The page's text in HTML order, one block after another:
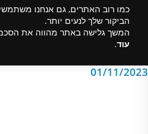
כמו רוב האתרים, גם אנחנו
הביקור שלך לנעים יותר.
המשך גלישה באתר מהווה את
עוד.
מדוע לבחור
בישראל?
01/11/2023